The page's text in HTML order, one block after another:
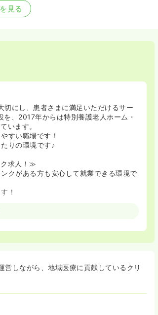
見る
にし、患者さまに満足いただけるサー
、2017年からは特別養護老人ホーム・
います。
すい職場です！
りの環境です♪
ク求人！≫
クがある方も安心して就業できる環境で
！
さんを応援する風土があります！
して長く働ける環境です！
しながら、地域医療に貢献しているクリ